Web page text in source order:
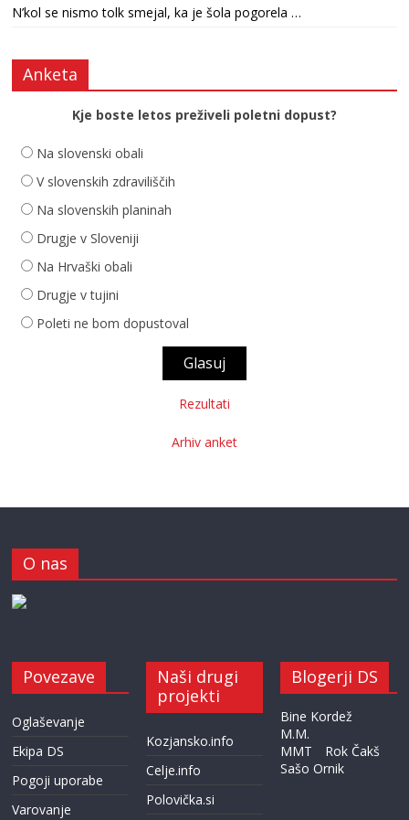
N’kol se nismo tolk smejal, ka je šola pogorela …
Anketa
Kje boste letos preživeli poletni dopust?
Na slovenski obali
V slovenskih zdraviliščih
Na slovenskih planinah
Drugje v Sloveniji
Na Hrvaški obali
Drugje v tujini
Poleti ne bom dopustoval
Rezultati
Arhiv anket
O nas
Povezave
Oglaševanje
Ekipa DS
Pogoji uporabe
Varovanje
Naši drugi
projekti
Kozjansko.info
Celje.info
Polovička.si
Blogerji DS
Bine Kordež
M.M.
MMT
Rok Čakš
Sašo Ornik